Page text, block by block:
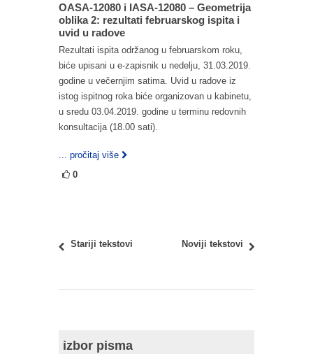
OASA-12080 i IASA-12080 – Geometrija
oblika 2: rezultati februarskog ispita i
uvid u radove
Rezultati ispita održanog u februarskom roku,
biće upisani u e-zapisnik u nedelju, 31.03.2019.
godine u večernjim satima. Uvid u radove iz
istog ispitnog roka biće organizovan u kabinetu,
u sredu 03.04.2019. godine u terminu redovnih
konsultacija (18.00 sati).
... pročitaj više
0
Stariji tekstovi Noviji tekstovi
izbor pisma